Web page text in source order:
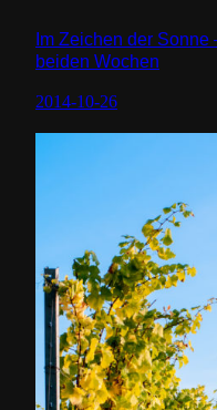
Im Zeichen der
beiden Wochen
2014-10-26